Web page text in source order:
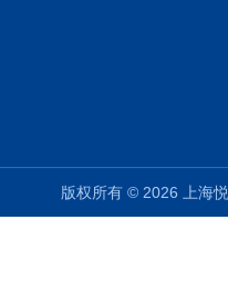
版权所有 © 2026 上海